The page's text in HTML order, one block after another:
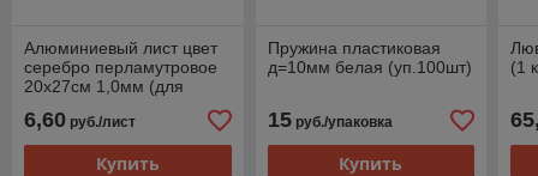
Алюминиевый лист цвет
серебро перламутровое
20х27см 1,0мм (для
6,60 руб./лист
Купить
Пружина пластиковая
д=10мм белая (уп.100шт)
15руб./упаковка
Купить
(1